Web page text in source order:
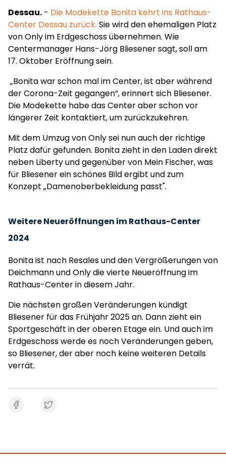
Dessau. - Die Modekette Bonita kehrt ins Rathaus-
Center Dessau zurück. Sie wird den ehemaligen Platz
von Only im Erdgeschoss übernehmen. Wie
Centermanager Hans-Jörg Bliesener sagt, soll am
17. Oktober Eröffnung sein.
„Bonita war schon mal im Center, ist aber während
der Corona-Zeit gegangen“, erinnert sich Bliesener.
Die Modekette habe das Center aber schon vor
längerer Zeit kontaktiert, um zurückzukehren.
Mit dem Umzug von Only sei nun auch der richtige
Platz dafür gefunden. Bonita zieht in den Laden direkt
neben Liberty und gegenüber von Mein Fischer, was
für Bliesener ein schönes Bild ergibt und zum
Konzept „Damenoberbekleidung passt".
Weitere Neueröffnungen im Rathaus-Center
2024
Bonita ist nach Resales und den Vergrößerungen von
Deichmann und Only die vierte Neueröffnung im
Rathaus-Center in diesem Jahr.
Die nächsten großen Veränderungen kündigt
Bliesener für das Frühjahr 2025 an. Dann zieht ein
Sportgeschäft in der oberen Etage ein. Und auch im
Erdgeschoss werde es noch Veränderungen geben,
so Bliesener, der aber noch keine weiteren Details
verrät.